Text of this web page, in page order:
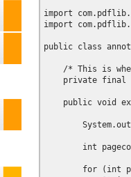
import
import
public class
/* This is
private final
public void
int
for (int